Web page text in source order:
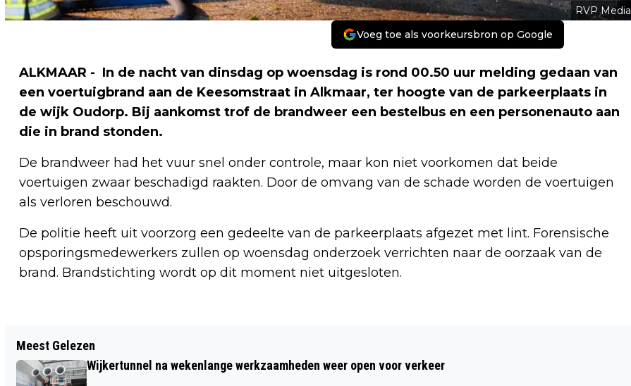
RVP Media
Voeg toe als voorkeursbron op Google
ALKMAAR - In de nacht van dinsdag op woensdag is rond 00.50 uur melding gedaan van
een voertuigbrand aan de Keesomstraat in Alkmaar, ter hoogte van de parkeerplaats in
de wijk Oudorp. Bij aankomst trof de brandweer een bestelbus en een personenauto aan
die in brand stonden.
De brandweer had het vuur snel onder controle, maar kon niet voorkomen dat beide
voertuigen zwaar beschadigd raakten. Door de omvang van de schade worden de voertuigen
als verloren beschouwd.
De politie heeft uit voorzorg een gedeelte van de parkeerplaats afgezet met lint. Forensische
opsporingsmedewerkers zullen op woensdag onderzoek verrichten naar de oorzaak van de
brand. Brandstichting wordt op dit moment niet uitgesloten.
GROTE INZET HULPDIENSTEN BIJ
MELDING PERSOON IN ZEE BIJ EGMOND
ALKMAAR
Meest Gelezen
Wijkertunnel na wekenlange werkzaamheden weer open voor verkeer